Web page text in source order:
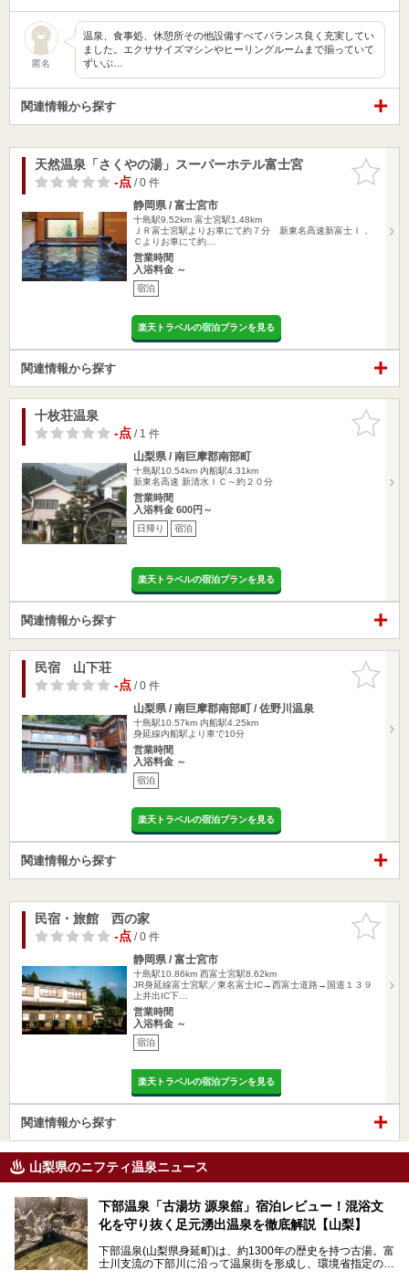
匿名
温泉、食事処、休憩所その他設備すべてバランス良く充実してい
ました。エクササイズマシンやヒーリングルームまで揃っていて
ずいぶ…
関連情報から探す
お気に入
りに追加
天然温泉「さくやの湯」スーパーホテル富士宮
-点/ 0 件
静岡県 / 富士宮市
十島駅9.52km 富士宮駅1.48km
ＪＲ富士宮駅よりお車にて約７分 新東名高速新富士Ｉ．
Ｃよりお車にて約…
営業時間
入浴料金 ～
宿泊
楽天トラベルの宿泊プランを見る
関連情報から探す
お気に入
りに追加
十枚荘温泉
-点/ 1 件
山梨県 / 南巨摩郡南部町
十島駅10.54km 内船駅4.31km
新東名高速 新清水ＩＣ～約２０分
営業時間
入浴料金 600円～
日帰り 宿泊
楽天トラベルの宿泊プランを見る
関連情報から探す
お気に入
りに追加
民宿 山下荘
-点/ 0 件
山梨県 / 南巨摩郡南部町 / 佐野川温泉
十島駅10.57km 内船駅4.25km
身延線内船駅より車で10分
営業時間
入浴料金 ～
宿泊
楽天トラベルの宿泊プランを見る
関連情報から探す
お気に入
りに追加
民宿・旅館 西の家
-点/ 0 件
静岡県 / 富士宮市
十島駅10.86km 西富士宮駅8.62km
JR身延線富士宮駅／東名富士IC→西富士道路→国道１３９
上井出IC下…
営業時間
入浴料金 ～
宿泊
楽天トラベルの宿泊プランを見る
関連情報から探す
山梨県のニフティ温泉ニュース
下部温泉「古湯坊 源泉舘」宿泊レビュー！混浴文
化を守り抜く足元湧出温泉を徹底解説【山梨】
下部温泉(山梨県身延町)は、約1300年の歴史を持つ古湯。富
士川支流の下部川に沿って温泉街を形成し、環境省指定の国